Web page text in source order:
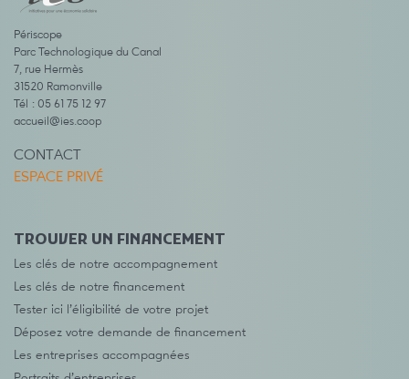
Périscope
Parc Technologique du Canal
7, rue Hermès
31520 Ramonville
Tél : 05 61 75 12 97
accueil@ies.coop
CONTACT
ESPACE PRIVÉ
TROUVER UN FINANCEMENT
Les clés de notre accompagnement
Les clés de notre financement
Tester ici l’éligibilité de votre projet
Déposez votre demande de financement
Les entreprises accompagnées